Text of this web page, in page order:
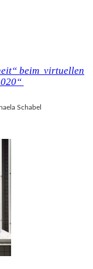
beim virtuellen
Schabel